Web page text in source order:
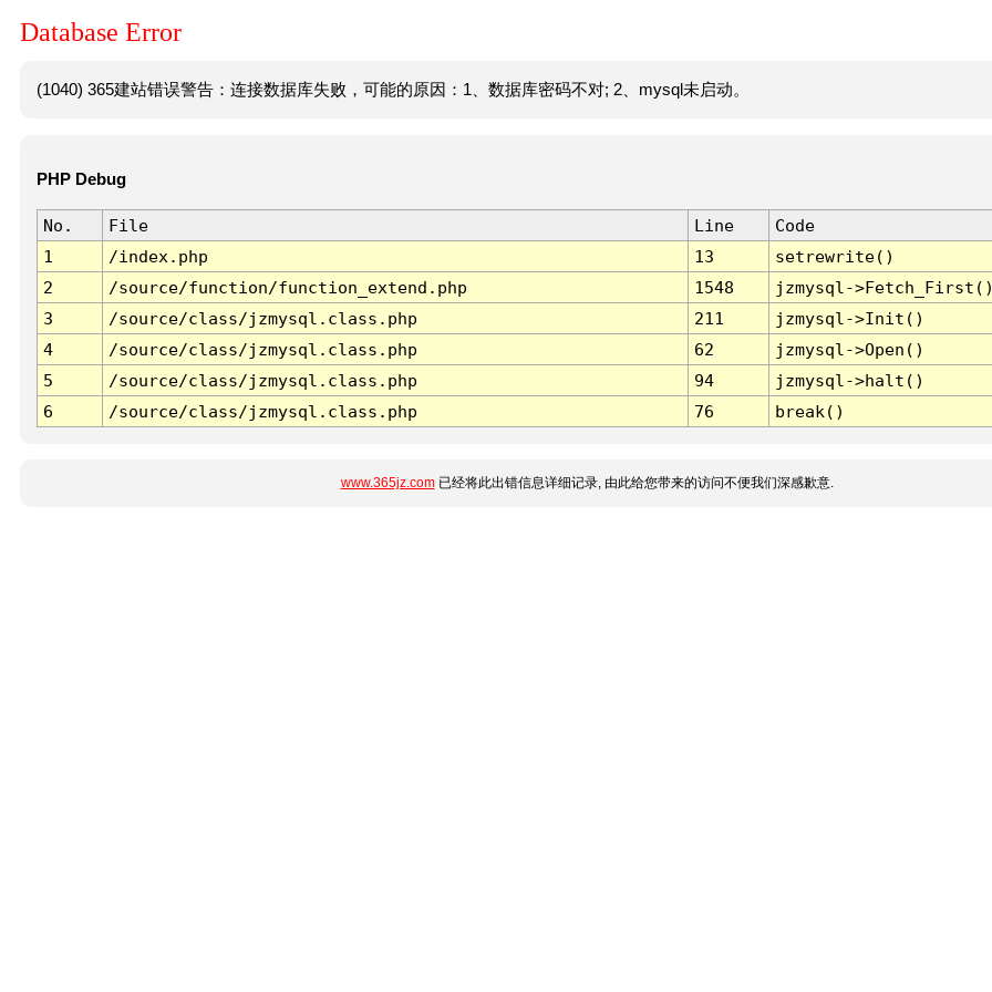
Database Error
(1040) 365建站错误警告：连接数据库失败，可能的原因：1、数据库密码不对; 2、mysql未启动。
PHP Debug
No. File Line
Code
1
/index.php 13
setrewrite()
2
/source/function/function_extend.php 1548
jzmysql-
3
/source/class/jzmysql.class.php 211
jzmysql->Init()
4
/source/class/jzmysql.class.php 62
jzmysql->Open()
5
/source/class/jzmysql.class.php 94
jzmysql->halt()
6
/source/class/jzmysql.class.php 76 break()
www.365jz.com已经将此出错信息详细记录, 由此给您带来的访问不便我们深感歉意.